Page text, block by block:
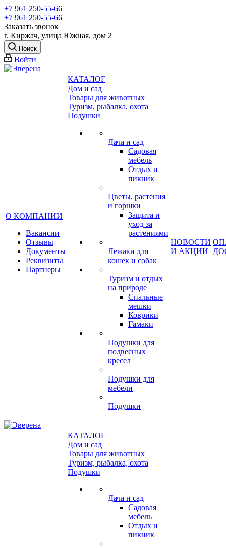
+7 961 250-55-66
+7 961 250-55-66
Заказать звонок
г. Киржач, улица Южная, дом 2
Поиск
Войти
О КОМПАНИИ
Вакансии
Отзывы
Документы
Реквизиты
Партнеры
КАТАЛОГ
Дом и сад
Товары для животных
Туризм, рыбалка, охота
Подушки
Дача и сад
Садовая
мебель
Отдых и
пикник
Цветы, растения
и горшки
Защита и
уход за
растениями
Лежаки для
кошек и собак
Туризм и отдых
на природе
Спальные
мешки
Коврики
Гамаки
Подушки для
подвесных
кресел
Подушки для
мебели
Подушки
НОВОСТИ
И АКЦИИ
КАТАЛОГ
Дом и сад
Товары для животных
Туризм, рыбалка, охота
Подушки
Дача и сад
Садовая
мебель
Отдых и
пикник